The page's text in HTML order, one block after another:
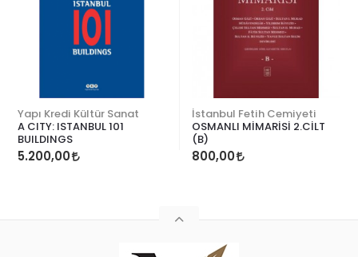
Yapı Kredi Kültür Sanat
A CITY: ISTANBUL 101
BUILDINGS
5.200,00
İstanbul Fetih Cemiyeti
OSMANLI MİMARİSİ 2.CİLT
(B)
800,00